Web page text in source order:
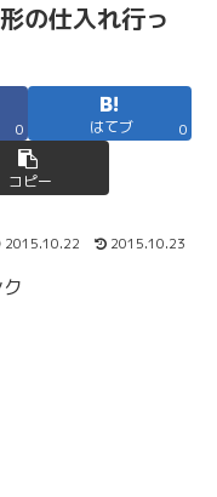
の仕入れ行っ
0 はてブ 0
コピー
2015.10.22 2015.10.23